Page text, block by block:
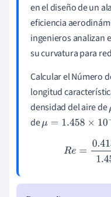
en el diseño de un
eficiencia
ingenieros analizan
su curvatura para
Calcular el Número
longitud
densidad del aire de
deμ=1.458×10 −5 Pas
Re =0.4135⋅